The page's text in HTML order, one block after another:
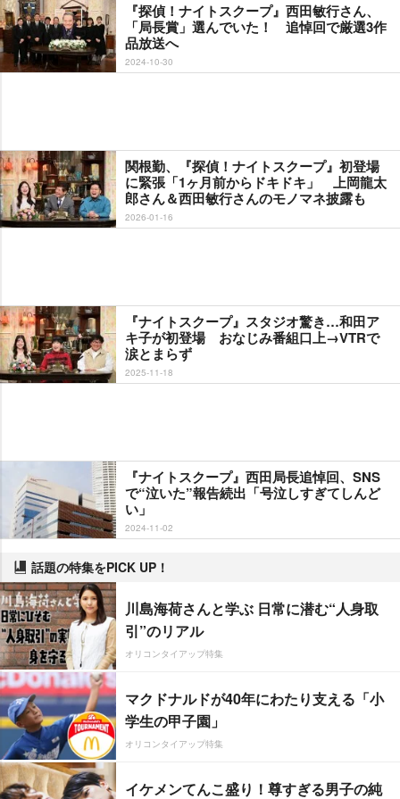
『探偵！ナイトスクープ』西田敏行さん、
「局長賞」選んでいた！ 追悼回で厳選3作
品放送へ
2024-10-30
関根勤、『探偵！ナイトスクープ』初登場
に緊張「1ヶ月前からドキドキ」 上岡龍太
郎さん＆西田敏行さんのモノマネ披露も
2026-01-16
『ナイトスクープ』スタジオ驚き…和田ア
キ子が初登場 おなじみ番組口上→VTRで
涙とまらず
2025-11-18
『ナイトスクープ』西田局長追悼回、SNS
で“泣いた”報告続出「号泣しすぎてしんど
い」
2024-11-02
話題の特集をPICK UP！
川島海荷さんと学ぶ 日常に潜む“人身取
引”のリアル
オリコンタイアップ特集
マクドナルドが40年にわたり支える「小
学生の甲子園」
オリコンタイアップ特集
イケメンてんこ盛り！尊すぎる男子の純